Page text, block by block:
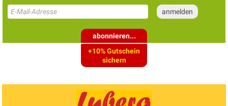
abonnieren...
+10% Gutschein
sichern